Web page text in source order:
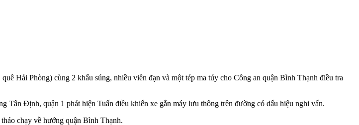
Hải Phòng) cùng 2 khẩu súng, nhiều viên đạn và một tép m‌a tú‌y cho Công an quận Bình Thạnh điều tra
Tân Định, quận 1 phát hiện Tuấn điều khiển xe gắn máy lưu thông trên đường có dấu hiệu nghi vấn.
chạy về hướng quận Bình Thạnh.